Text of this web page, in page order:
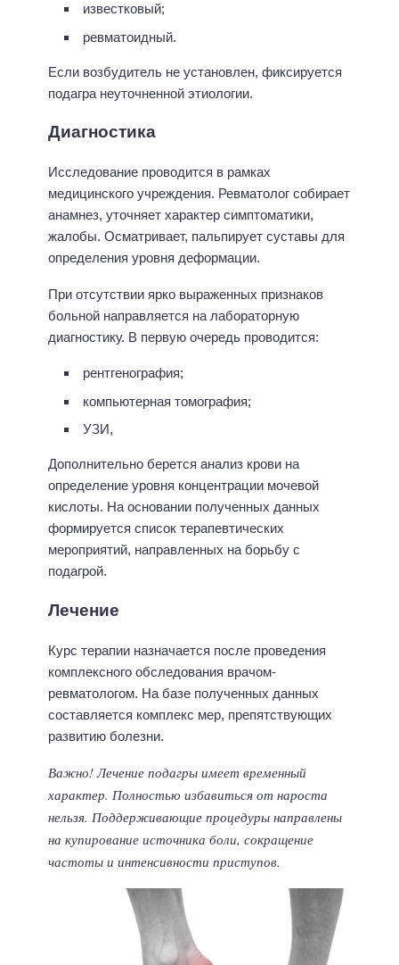
известковый;
ревматоидный.
Если возбудитель не установлен, фиксируется
подагра неуточненной этиологии.
Диагностика
Исследование проводится в рамках
медицинского учреждения. Ревматолог собирает
анамнез, уточняет характер симптоматики,
жалобы. Осматривает, пальпирует суставы для
определения уровня деформации.
При отсутствии ярко выраженных признаков
больной направляется на лабораторную
диагностику. В первую очередь проводится:
рентгенография;
компьютерная томография;
УЗИ,
Дополнительно берется анализ крови на
определение уровня концентрации мочевой
кислоты. На основании полученных данных
формируется список терапевтических
мероприятий, направленных на борьбу с
подагрой.
Лечение
Курс терапии назначается после проведения
комплексного обследования врачом-
ревматологом. На базе полученных данных
составляется комплекс мер, препятствующих
развитию болезни.
Важно!Лечение подагры имеет временный
характер. Полностью избавиться от нароста
нельзя. Поддерживающие процедуры направлены
на купирование источника боли, сокращение
частоты и интенсивности приступов.